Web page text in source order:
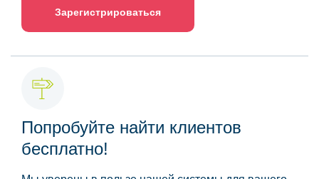
Зарегистрироваться
Попробуйте найти клиентов
бесплатно!